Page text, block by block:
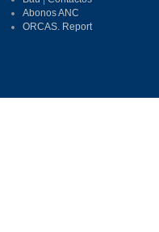
Abonos ANC
ORCAS. Report